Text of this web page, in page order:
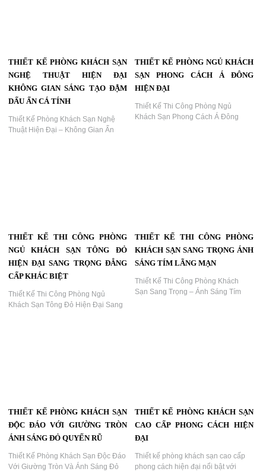
THIẾT KẾ PHÒNG KHÁCH SẠN
NGHỆ THUẬT HIỆN ĐẠI
KHÔNG GIAN SÁNG TẠO ĐẬM
DẤU ẤN CÁ TÍNH
Thiết Kế Phòng Khách Sạn Nghệ
Thuật Hiện Đại – Không Gian Ấn
THIẾT KẾ PHÒNG NGỦ KHÁCH
SẠN PHONG CÁCH Á ĐÔNG
HIỆN ĐẠI
Thiết Kế Thi Công Phòng Ngủ
Khách Sạn Phong Cách Á Đông
THIẾT KẾ THI CÔNG PHÒNG
NGỦ KHÁCH SẠN TÔNG ĐỎ
HIỆN ĐẠI SANG TRỌNG ĐẲNG
CẤP KHÁC BIỆT
Thiết Kế Thi Công Phòng Ngủ
Khách Sạn Tông Đỏ Hiện Đại Sang
THIẾT KẾ THI CÔNG PHÒNG
KHÁCH SẠN SANG TRỌNG ÁNH
SÁNG TÍM LÃNG MẠN
Thiết Kế Thi Công Phòng Khách
Sạn Sang Trọng – Ánh Sáng Tím
THIẾT KẾ PHÒNG KHÁCH SẠN
ĐỘC ĐÁO VỚI GIƯỜNG TRÒN
ÁNH SÁNG ĐỎ QUYẾN RŨ
Thiết Kế Phòng Khách Sạn Độc Đáo
Với Giường Tròn Và Ánh Sáng Đỏ
THIẾT KẾ PHÒNG KHÁCH SẠN
CAO CẤP PHONG CÁCH HIỆN
ĐẠI
Thiết kế phòng khách sạn cao cấp
phong cách hiện đại nổi bật với